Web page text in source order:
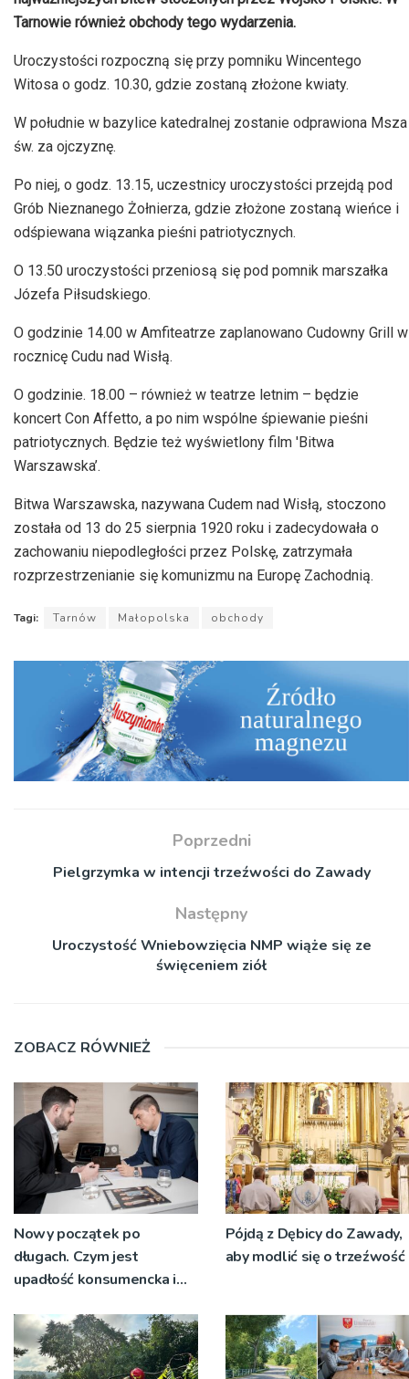
Tarnowie również obchody tego wydarzenia.
Uroczystości rozpoczną się przy pomniku Wincentego
Witosa o godz. 10.30, gdzie zostaną złożone kwiaty.
W południe w bazylice katedralnej zostanie odprawiona Msza
św. za ojczyznę.
Po niej, o godz. 13.15, uczestnicy uroczystości przejdą pod
Grób Nieznanego Żołnierza, gdzie złożone zostaną wieńce i
odśpiewana wiązanka pieśni patriotycznych.
O 13.50 uroczystości przeniosą się pod pomnik marszałka
Józefa Piłsudskiego.
O godzinie 14.00 w Amfiteatrze zaplanowano Cudowny Grill w
rocznicę Cudu nad Wisłą.
O godzinie. 18.00 – również w teatrze letnim – będzie
koncert Con Affetto, a po nim wspólne śpiewanie pieśni
patriotycznych. Będzie też wyświetlony film 'Bitwa
Warszawska’.
Bitwa Warszawska, nazywana Cudem nad Wisłą, stoczono
została od 13 do 25 sierpnia 1920 roku i zadecydowała o
zachowaniu niepodległości przez Polskę, zatrzymała
rozprzestrzenianie się komunizmu na Europę Zachodnią.
Tagi: Tarnów Małopolska obchody
Poprzedni
Pielgrzymka w intencji trzeźwości do Zawady
Następny
Uroczystość Wniebowzięcia NMP wiąże się ze
święceniem ziół
ZOBACZ RÓWNIEŻ
Nowy początek po
długach. Czym jest
upadłość konsumencka i
rozsądnym wyjściem?
Pójdą z Dębicy do Zawady,
aby modlić się o trzeźwość